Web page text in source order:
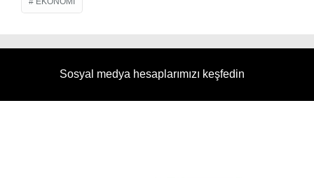
Sosyal medya hesaplarımızı keşfedin